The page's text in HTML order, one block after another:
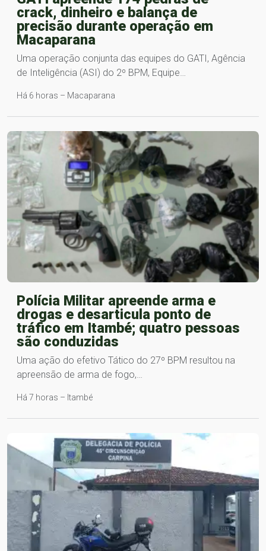
crack, dinheiro e balança de
precisão durante operação em
Macaparana
Uma operação conjunta das equipes do GATI, Agência
de Inteligência (ASI) do 2º BPM, Equipe…
Há 6 horas – Macaparana
Polícia Militar apreende arma e
drogas e desarticula ponto de
tráfico em Itambé; quatro pessoas
são conduzidas
Uma ação do efetivo Tático do 27º BPM resultou na
apreensão de arma de fogo,…
Há 7 horas – Itambé